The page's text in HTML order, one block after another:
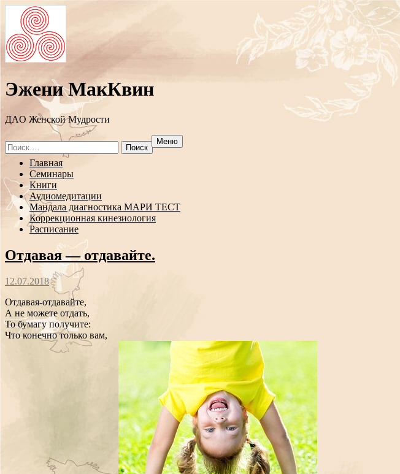
Эжени МакКвин
ДAO Женской Мудрости
Search
for:
Меню
Перейти
содержанию
Главная
Семинары
Книги
Аудиомедитации
Мандала диагностика МАРИ ТЕСТ
Коррекционная кинезиология
Расписание
Отдавая — отдавайте.
12.07.2018
Отдавая-отдавайте,
А не можете отдать,
То бумагу получите:
Что конечно только вам,